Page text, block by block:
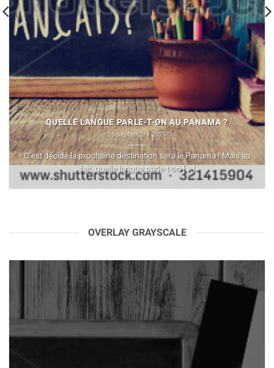
QUELLE LANGUE PARLE-T-ON AU PANAMA ?
26 septembre 2021
C’est décidé la prochaine destination sera le Panama ! Mais au
fait, quelle langue parle-t-on [...]
OVERLAY GRAYSCALE